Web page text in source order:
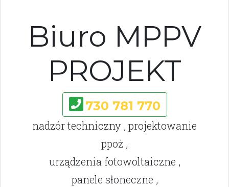
Biuro MPPV
PROJEKT
730 781 770
nadzór techniczny , projektowanie
ppoż ,
urządzenia fotowoltaiczne ,
panele słoneczne ,